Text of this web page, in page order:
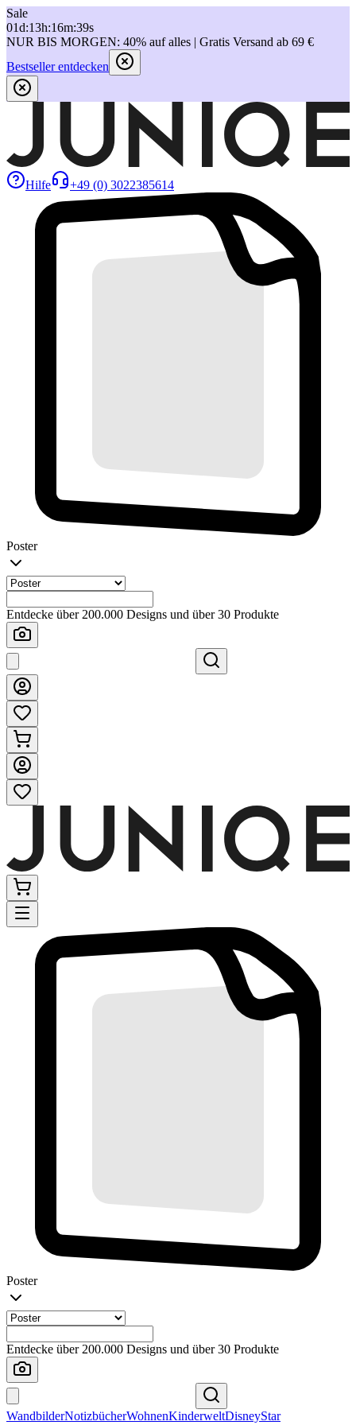
Sale
01d:13h:16m:39s
NUR BIS MORGEN: 40% auf alles | Gratis Versand ab 69 €
Bestseller entdecken
Hilfe +49 (0) 3022385614
Poster
Entdecke über 200.000 Designs und über 30 Produkte
Poster
Entdecke über 200.000 Designs und über 30 Produkte
WandbilderNotizbücherWohnenKinderweltDisneyStar